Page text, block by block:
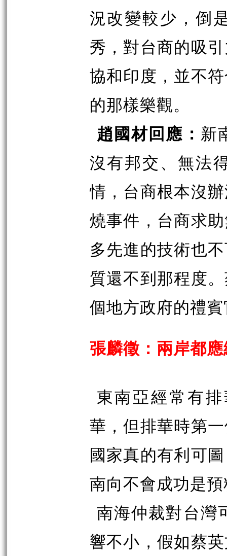
況改變較少，倒
秀，對台商的吸
協和印度，並不
的那樣樂觀。
趙國材回應： 新
沒有邦交、無法
情，台商根本沒
燒事件，台商求
多先進的技術也
質還不到那程度
個地方政府的禮
張麟徵：兩岸都
東南亞經常有
華，但排華時第
國家真的有利可
南向不會成功是
南海仲裁對台灣
響不小，假如蔡